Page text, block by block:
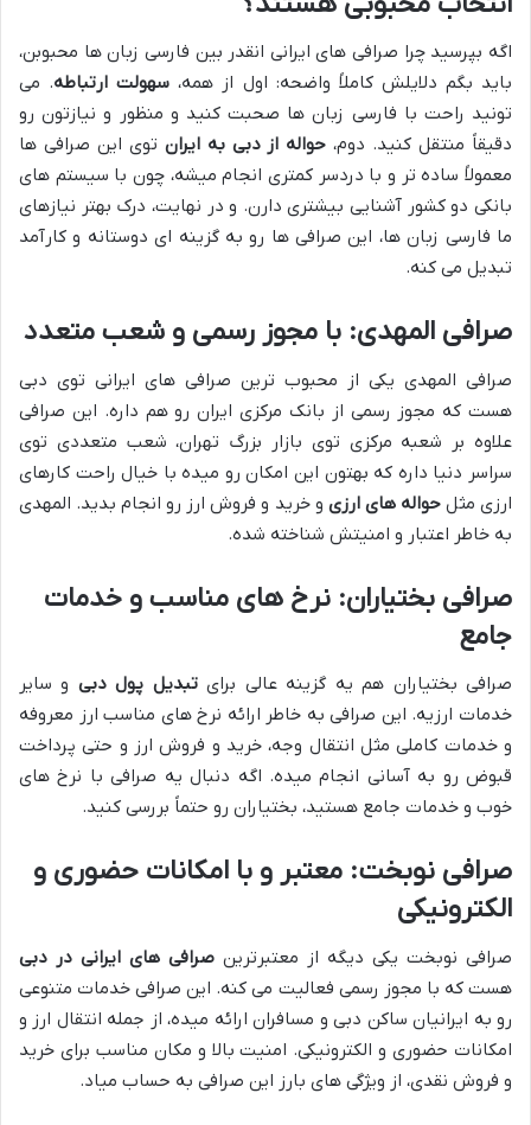
اگه بپرسید چرا صرافی های ایرانی انقدر بین فارسی زبان ها محبوبن،
باید بگم دلایلش کاملاً واضحه: اول از همه، سهولت ارتباطه. می
تونید راحت با فارسی زبان ها صحبت کنید و منظور و نیازتون رو
دقیقاً منتقل کنید. دوم، حواله از دبی به ایران توی این صرافی ها
معمولاً ساده تر و با دردسر کمتری انجام میشه، چون با سیستم های
بانکی دو کشور آشنایی بیشتری دارن. و در نهایت، درک بهتر نیازهای
ما فارسی زبان ها، این صرافی ها رو به گزینه ای دوستانه و کارآمد
تبدیل می کنه.
صرافی المهدی: با مجوز رسمی و شعب متعدد
صرافی المهدی یکی از محبوب ترین صرافی های ایرانی توی دبی
هست که مجوز رسمی از بانک مرکزی ایران رو هم داره. این صرافی
علاوه بر شعبه مرکزی توی بازار بزرگ تهران، شعب متعددی توی
سراسر دنیا داره که بهتون این امکان رو میده با خیال راحت کارهای
ارزی مثلحواله های ارزی و خرید و فروش ارز رو انجام بدید. المهدی
به خاطر اعتبار و امنیتش شناخته شده.
صرافی بختیاران: نرخ های مناسب و خدمات
جامع
صرافی بختیاران هم یه گزینه عالی برایتبدیل پول دبی و سایر
خدمات ارزیه. این صرافی به خاطر ارائه نرخ های مناسب ارز معروفه
و خدمات کاملی مثل انتقال وجه، خرید و فروش ارز و حتی پرداخت
قبوض رو به آسانی انجام میده. اگه دنبال یه صرافی با نرخ های
خوب و خدمات جامع هستید، بختیاران رو حتماً بررسی کنید.
صرافی نوبخت: معتبر و با امکانات حضوری و
الکترونیکی
صرافی نوبخت یکی دیگه از معتبرترین صرافی های ایرانی در دبی
هست که با مجوز رسمی فعالیت می کنه. این صرافی خدمات متنوعی
رو به ایرانیان ساکن دبی و مسافران ارائه میده، از جمله انتقال ارز و
امکانات حضوری و الکترونیکی. امنیت بالا و مکان مناسب برای خرید
و فروش نقدی، از ویژگی های بارز این صرافی به حساب میاد.